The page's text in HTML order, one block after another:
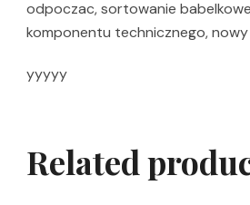
odpoczac, sortowanie
komponentu technicznego, nowy
yyyyy
Related